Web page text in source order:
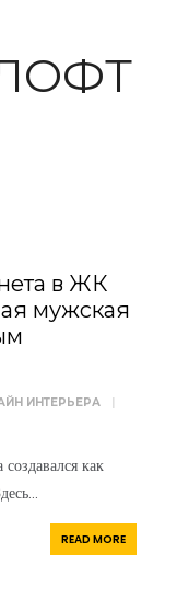
в ЖК
мужская
ИНТЕРЬЕРА
|
как
...
READ MORE